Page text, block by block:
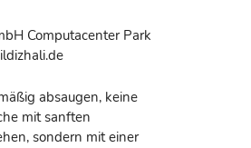
Computacenter Park
absaugen, keine
mit sanften
sondern mit einer